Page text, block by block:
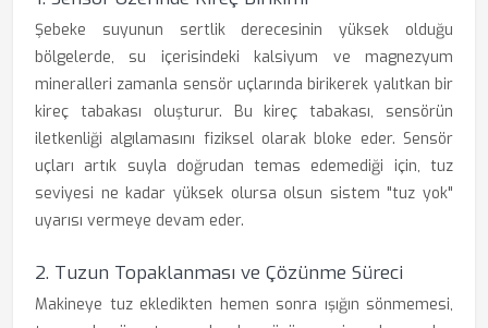
Şebeke suyunun sertlik derecesinin yüksek olduğu
bölgelerde, su içerisindeki kalsiyum ve magnezyum
mineralleri zamanla sensör uçlarında birikerek yalıtkan bir
kireç tabakası oluşturur. Bu kireç tabakası, sensörün
iletkenliği algılamasını fiziksel olarak bloke eder. Sensör
uçları artık suyla doğrudan temas edemediği için, tuz
seviyesi ne kadar yüksek olursa olsun sistem "tuz yok"
uyarısı vermeye devam eder.
2. Tuzun Topaklanması ve Çözünme Süreci
Makineye tuz ekledikten hemen sonra ışığın sönmemesi,